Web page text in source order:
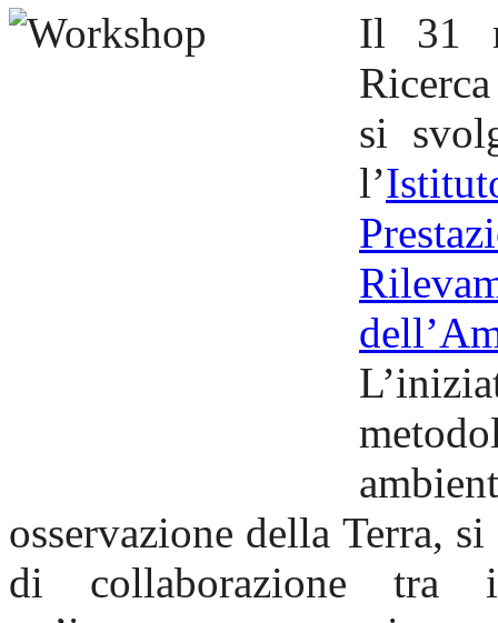
Il 31
si
l’
osservazione della Terra,
di collaborazione tra